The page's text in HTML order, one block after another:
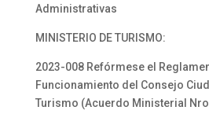
Administrativas
MINISTERIO DE TURISMO:
2023-008 Refórmese el
Funcionamiento del Consejo
Turismo (Acuerdo Ministerial